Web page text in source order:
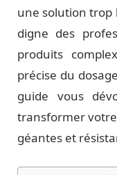
une solution trop
digne des
produits
précise du
guide vous
transformer
géantes et